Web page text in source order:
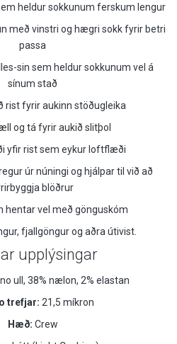
heldur sokkunum ferskum lengur
með vinstri og hægri sokk fyrir betri
passa
sin sem heldur sokkunum vel á
sínum stað
rist fyrir aukinn stöðugleika
og tá fyrir aukið slitþol
yfir rist sem eykur loftflæði
úr núningi og hjálpar til við að
blöðrur
hentar vel með gönguskóm
fjallgöngur og aðra útivist.
upplýsingar
ull, 38% nælon, 2% elastan
trefjar: 21,5 míkron
Hæð: Crew